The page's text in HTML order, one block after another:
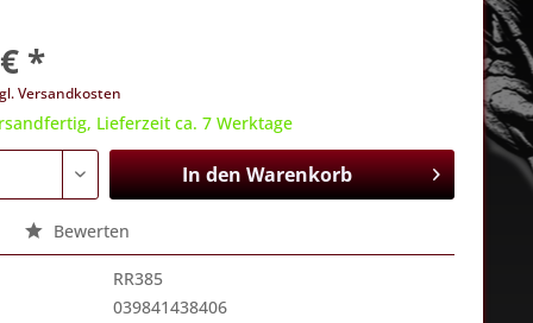
*
Versandkosten
Lieferzeit ca. 7 Werktage
In denWarenkorb
Bewerten
RR385
039841438406